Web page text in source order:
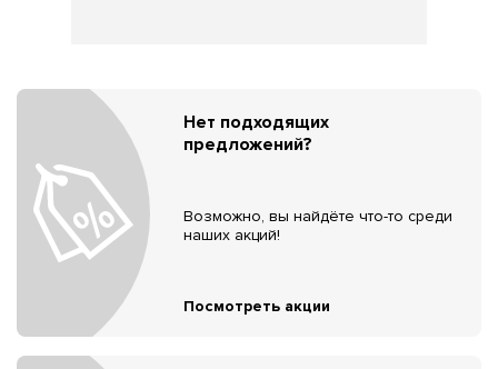
Нет подходящих
предложений?
Возможно, вы найдёте что-то среди
наших акций!
Посмотреть акции